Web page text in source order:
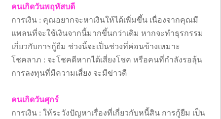
คนเกิดวันพฤหัสบดี
การเงิน : คุณอยากจะหาเงินให้ได้เพิ่มขึ้น เนื่องจากคุณมี
แพลนที่จะใช้เงินจากนี้มากขึ้นกว่าเดิม หากจะทำธุรกรรม
เกี่ยวกับการกู้ยืม ช่วงนี้จะเป็นช่วงที่ค่อนข้างเหมาะ
โชคลาภ : จะโชคดีหากได้เสี่ยงโชค หรือคนที่กำลังรอลุ้น
การลงทุนที่มีความเสี่ยง จะมีข่าวดี
คนเกิดวันศุกร์
การเงิน : ให้ระวังปัญหาเรื่องที่เกี่ยวกับหนี้สิน การกู้ยืม เป็น